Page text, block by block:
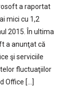
a raportat
mici cu 1,2
2015. În ultima
a anunţat că
şi serviciile
fluctuaţiilor
Office […]